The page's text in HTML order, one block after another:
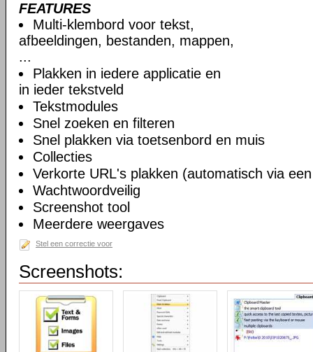
FEATURES
Multi-klembord voor tekst,
afbeeldingen, bestanden, mappen,
...
Plakken in iedere applicatie en
in ieder tekstveld
Tekstmodules
Snel zoeken en filteren
Snel plakken via toetsenbord en muis
Collecties
Verkorte URL's plakken (automatisch via
Wachtwoordveilig
Screenshot tool
Meerdere weergaves
Stel een correctie voor
Screenshots: